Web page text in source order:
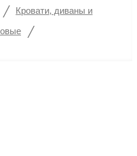
/ Кровати, диваны и
/